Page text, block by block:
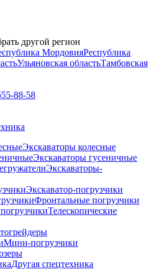
другой регион
МордовияРеспублика
Ульяновская областьТамбовская
88-58
Экскаваторы колесные
Экскаваторы гусеничные
Экскаваторы-
Экскаватор-погрузчики
Фронтальные погрузчики
Телескопические
Мини-погрузчики
Другая спецтехника